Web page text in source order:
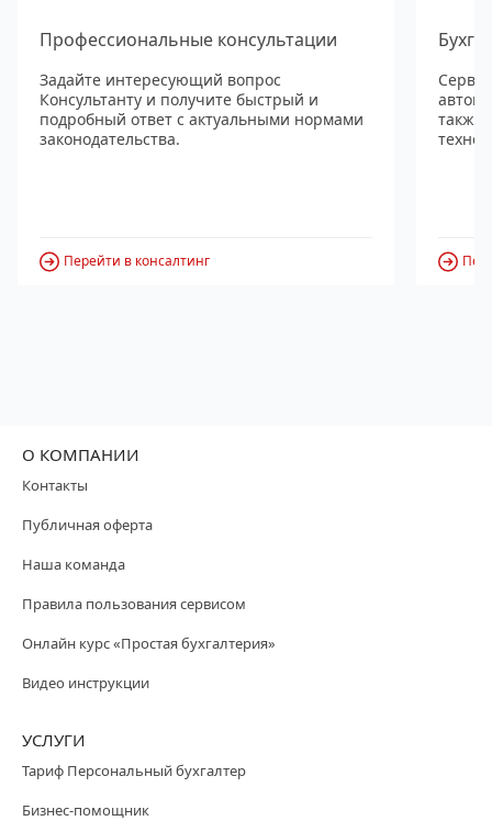
Профессиональные консультации
Задайте интересующий вопрос
Консультанту и получите быстрый и
подробный ответ с актуальными нормами
законодательства.
Перейти в консалтинг
также
О КОМПАНИИ
Контакты
Публичная оферта
Наша команда
Правила пользования сервисом
Онлайн курс «Простая бухгалтерия»
Видео инструкции
УСЛУГИ
Тариф Персональный бухгалтер
Бизнес-помощник